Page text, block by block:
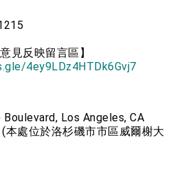
見反映留言區】
4ey9LDz4HTDk6Gvj7
Boulevard, Los Angeles, CA
(本處位於洛杉磯市市區威爾榭大